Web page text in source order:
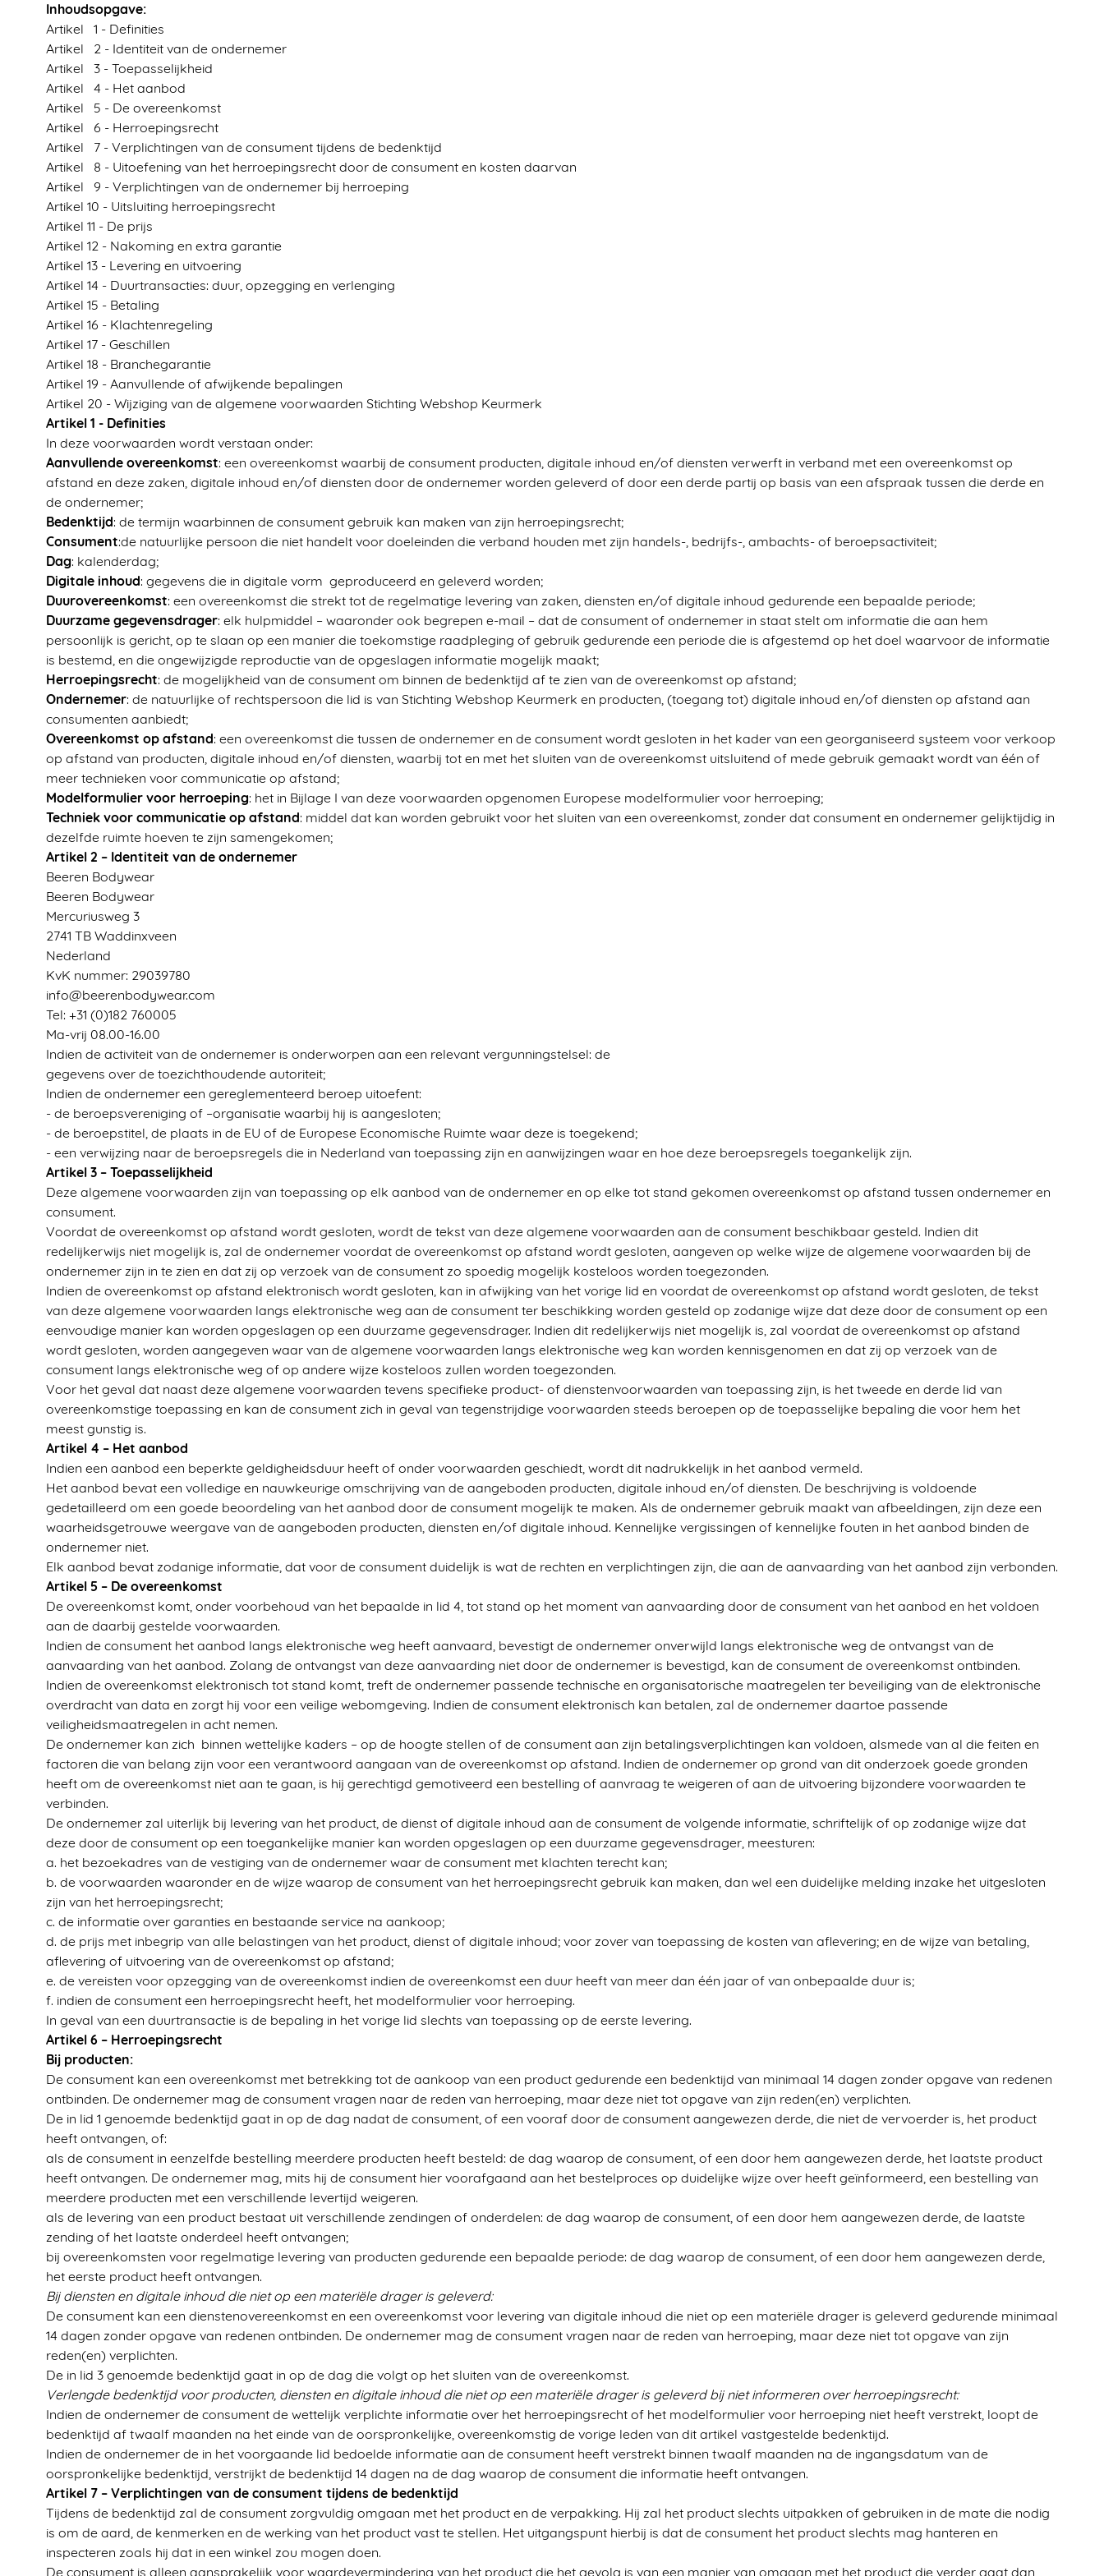
M3000
Menstruatie ondergoed
Sokken
Thermo
Jupiter
M55
M3000
M3400
Thermo
Young
Young
Inhoudsopgave:
Artikel 1 - Definities
Artikel 2 - Identiteit van de ondernemer
Artikel 3 - Toepasselijkheid
Artikel 4 - Het aanbod
Artikel 5 - De overeenkomst
Artikel 6 - Herroepingsrecht
Artikel 7 - Verplichtingen van de consument tijdens de bedenktijd
Artikel 8 - Uitoefening van het herroepingsrecht door de consument en kosten daarvan
Artikel 9 - Verplichtingen van de ondernemer bij herroeping
Artikel 10 - Uitsluiting herroepingsrecht
Artikel 11 - De prijs
Artikel 12 - Nakoming en extra garantie
Artikel 13 - Levering en uitvoering
Artikel 14 - Duurtransacties: duur, opzegging en verlenging
Artikel 15 - Betaling
Artikel 16 - Klachtenregeling
Artikel 17 - Geschillen
Artikel 18 - Branchegarantie
Artikel 19 - Aanvullende of afwijkende bepalingen
Artikel 20 - Wijziging van de algemene voorwaarden Stichting Webshop Keurmerk
Artikel 1 - Definities
In deze voorwaarden wordt verstaan onder:
Aanvullende overeenkomst: een overeenkomst waarbij de consument producten, digitale inhoud en/of diensten verwerft in verband met een overeenkomst op
afstand en deze zaken, digitale inhoud en/of diensten door de ondernemer worden geleverd of door een derde partij op basis van een afspraak tussen die derde en
de ondernemer;
Bedenktijd: de termijn waarbinnen de consument gebruik kan maken van zijn herroepingsrecht;
Consument:de natuurlijke persoon die niet handelt voor doeleinden die verband houden met zijn handels-, bedrijfs-, ambachts- of beroepsactiviteit;
Dag: kalenderdag;
Digitale inhoud: gegevens die in digitale vorm geproduceerd en geleverd worden;
Duurovereenkomst: een overeenkomst die strekt tot de regelmatige levering van zaken, diensten en/of digitale inhoud gedurende een bepaalde periode;
Duurzame gegevensdrager: elk hulpmiddel – waaronder ook begrepen e-mail – dat de consument of ondernemer in staat stelt om informatie die aan hem
persoonlijk is gericht, op te slaan op een manier die toekomstige raadpleging of gebruik gedurende een periode die is afgestemd op het doel waarvoor de informatie
is bestemd, en die ongewijzigde reproductie van de opgeslagen informatie mogelijk maakt;
Herroepingsrecht: de mogelijkheid van de consument om binnen de bedenktijd af te zien van de overeenkomst op afstand;
Ondernemer: de natuurlijke of rechtspersoon die lid is van Stichting Webshop Keurmerk en producten, (toegang tot) digitale inhoud en/of diensten op afstand aan
consumenten aanbiedt;
Overeenkomst op afstand: een overeenkomst die tussen de ondernemer en de consument wordt gesloten in het kader van een georganiseerd systeem voor verkoop
op afstand van producten, digitale inhoud en/of diensten, waarbij tot en met het sluiten van de overeenkomst uitsluitend of mede gebruik gemaakt wordt van één of
meer technieken voor communicatie op afstand;
Modelformulier voor herroeping: het in Bijlage I van deze voorwaarden opgenomen Europese modelformulier voor herroeping;
Techniek voor communicatie op afstand: middel dat kan worden gebruikt voor het sluiten van een overeenkomst, zonder dat consument en ondernemer gelijktijdig in
dezelfde ruimte hoeven te zijn samengekomen;
Artikel 2 – Identiteit van de ondernemer
Beeren Bodywear
Beeren Bodywear
Mercuriusweg 3
2741 TB Waddinxveen
Nederland
KvK nummer: 29039780
info@beerenbodywear.com
Tel: +31 (0)182 760005
Ma-vrij 08.00-16.00
Indien de activiteit van de ondernemer is onderworpen aan een relevant vergunningstelsel: de
gegevens over de toezichthoudende autoriteit;
Indien de ondernemer een gereglementeerd beroep uitoefent:
- de beroepsvereniging of –organisatie waarbij hij is aangesloten;
- de beroepstitel, de plaats in de EU of de Europese Economische Ruimte waar deze is toegekend;
- een verwijzing naar de beroepsregels die in Nederland van toepassing zijn en aanwijzingen waar en hoe deze beroepsregels toegankelijk zijn.
Artikel 3 – Toepasselijkheid
Deze algemene voorwaarden zijn van toepassing op elk aanbod van de ondernemer en op elke tot stand gekomen overeenkomst op afstand tussen ondernemer en
consument.
Voordat de overeenkomst op afstand wordt gesloten, wordt de tekst van deze algemene voorwaarden aan de consument beschikbaar gesteld. Indien dit
redelijkerwijs niet mogelijk is, zal de ondernemer voordat de overeenkomst op afstand wordt gesloten, aangeven op welke wijze de algemene voorwaarden bij de
ondernemer zijn in te zien en dat zij op verzoek van de consument zo spoedig mogelijk kosteloos worden toegezonden.
Indien de overeenkomst op afstand elektronisch wordt gesloten, kan in afwijking van het vorige lid en voordat de overeenkomst op afstand wordt gesloten, de tekst
van deze algemene voorwaarden langs elektronische weg aan de consument ter beschikking worden gesteld op zodanige wijze dat deze door de consument op een
eenvoudige manier kan worden opgeslagen op een duurzame gegevensdrager. Indien dit redelijkerwijs niet mogelijk is, zal voordat de overeenkomst op afstand
wordt gesloten, worden aangegeven waar van de algemene voorwaarden langs elektronische weg kan worden kennisgenomen en dat zij op verzoek van de
consument langs elektronische weg of op andere wijze kosteloos zullen worden toegezonden.
Voor het geval dat naast deze algemene voorwaarden tevens specifieke product- of dienstenvoorwaarden van toepassing zijn, is het tweede en derde lid van
overeenkomstige toepassing en kan de consument zich in geval van tegenstrijdige voorwaarden steeds beroepen op de toepasselijke bepaling die voor hem het
meest gunstig is.
Artikel 4 – Het aanbod
Indien een aanbod een beperkte geldigheidsduur heeft of onder voorwaarden geschiedt, wordt dit nadrukkelijk in het aanbod vermeld.
Het aanbod bevat een volledige en nauwkeurige omschrijving van de aangeboden producten, digitale inhoud en/of diensten. De beschrijving is voldoende
gedetailleerd om een goede beoordeling van het aanbod door de consument mogelijk te maken. Als de ondernemer gebruik maakt van afbeeldingen, zijn deze een
waarheidsgetrouwe weergave van de aangeboden producten, diensten en/of digitale inhoud. Kennelijke vergissingen of kennelijke fouten in het aanbod binden de
ondernemer niet.
Elk aanbod bevat zodanige informatie, dat voor de consument duidelijk is wat de rechten en verplichtingen zijn, die aan de aanvaarding van het aanbod zijn verbonden.
Artikel 5 – De overeenkomst
De overeenkomst komt, onder voorbehoud van het bepaalde in lid 4, tot stand op het moment van aanvaarding door de consument van het aanbod en het voldoen
aan de daarbij gestelde voorwaarden.
Indien de consument het aanbod langs elektronische weg heeft aanvaard, bevestigt de ondernemer onverwijld langs elektronische weg de ontvangst van de
aanvaarding van het aanbod. Zolang de ontvangst van deze aanvaarding niet door de ondernemer is bevestigd, kan de consument de overeenkomst ontbinden.
Indien de overeenkomst elektronisch tot stand komt, treft de ondernemer passende technische en organisatorische maatregelen ter beveiliging van de elektronische
overdracht van data en zorgt hij voor een veilige webomgeving. Indien de consument elektronisch kan betalen, zal de ondernemer daartoe passende
veiligheidsmaatregelen in acht nemen.
De ondernemer kan zich binnen wettelijke kaders – op de hoogte stellen of de consument aan zijn betalingsverplichtingen kan voldoen, alsmede van al die feiten en
factoren die van belang zijn voor een verantwoord aangaan van de overeenkomst op afstand. Indien de ondernemer op grond van dit onderzoek goede gronden
heeft om de overeenkomst niet aan te gaan, is hij gerechtigd gemotiveerd een bestelling of aanvraag te weigeren of aan de uitvoering bijzondere voorwaarden te
verbinden.
De ondernemer zal uiterlijk bij levering van het product, de dienst of digitale inhoud aan de consument de volgende informatie, schriftelijk of op zodanige wijze dat
deze door de consument op een toegankelijke manier kan worden opgeslagen op een duurzame gegevensdrager, meesturen:
a. het bezoekadres van de vestiging van de ondernemer waar de consument met klachten terecht kan;
b. de voorwaarden waaronder en de wijze waarop de consument van het herroepingsrecht gebruik kan maken, dan wel een duidelijke melding inzake het uitgesloten
zijn van het herroepingsrecht;
c. de informatie over garanties en bestaande service na aankoop;
d. de prijs met inbegrip van alle belastingen van het product, dienst of digitale inhoud; voor zover van toepassing de kosten van aflevering; en de wijze van betaling,
aflevering of uitvoering van de overeenkomst op afstand;
e. de vereisten voor opzegging van de overeenkomst indien de overeenkomst een duur heeft van meer dan één jaar of van onbepaalde duur is;
f. indien de consument een herroepingsrecht heeft, het modelformulier voor herroeping.
In geval van een duurtransactie is de bepaling in het vorige lid slechts van toepassing op de eerste levering.
Artikel 6 – Herroepingsrecht
Bij producten:
De consument kan een overeenkomst met betrekking tot de aankoop van een product gedurende een bedenktijd van minimaal 14 dagen zonder opgave van redenen
ontbinden. De ondernemer mag de consument vragen naar de reden van herroeping, maar deze niet tot opgave van zijn reden(en) verplichten.
De in lid 1 genoemde bedenktijd gaat in op de dag nadat de consument, of een vooraf door de consument aangewezen derde, die niet de vervoerder is, het product
heeft ontvangen, of:
als de consument in eenzelfde bestelling meerdere producten heeft besteld: de dag waarop de consument, of een door hem aangewezen derde, het laatste product
heeft ontvangen. De ondernemer mag, mits hij de consument hier voorafgaand aan het bestelproces op duidelijke wijze over heeft geïnformeerd, een bestelling van
meerdere producten met een verschillende levertijd weigeren.
als de levering van een product bestaat uit verschillende zendingen of onderdelen: de dag waarop de consument, of een door hem aangewezen derde, de laatste
zending of het laatste onderdeel heeft ontvangen;
bij overeenkomsten voor regelmatige levering van producten gedurende een bepaalde periode: de dag waarop de consument, of een door hem aangewezen derde,
het eerste product heeft ontvangen.
Bij diensten en digitale inhoud die niet op een materiële drager is geleverd:
De consument kan een dienstenovereenkomst en een overeenkomst voor levering van digitale inhoud die niet op een materiële drager is geleverd gedurende minimaal
14 dagen zonder opgave van redenen ontbinden. De ondernemer mag de consument vragen naar de reden van herroeping, maar deze niet tot opgave van zijn
reden(en) verplichten.
De in lid 3 genoemde bedenktijd gaat in op de dag die volgt op het sluiten van de overeenkomst.
Verlengde bedenktijd voor producten, diensten en digitale inhoud die niet op een materiële drager is geleverd bij niet informeren over herroepingsrecht:
Indien de ondernemer de consument de wettelijk verplichte informatie over het herroepingsrecht of het modelformulier voor herroeping niet heeft verstrekt, loopt de
bedenktijd af twaalf maanden na het einde van de oorspronkelijke, overeenkomstig de vorige leden van dit artikel vastgestelde bedenktijd.
Indien de ondernemer de in het voorgaande lid bedoelde informatie aan de consument heeft verstrekt binnen twaalf maanden na de ingangsdatum van de
oorspronkelijke bedenktijd, verstrijkt de bedenktijd 14 dagen na de dag waarop de consument die informatie heeft ontvangen.
Artikel 7 – Verplichtingen van de consument tijdens de bedenktijd
Tijdens de bedenktijd zal de consument zorgvuldig omgaan met het product en de verpakking. Hij zal het product slechts uitpakken of gebruiken in de mate die nodig
is om de aard, de kenmerken en de werking van het product vast te stellen. Het uitgangspunt hierbij is dat de consument het product slechts mag hanteren en
inspecteren zoals hij dat in een winkel zou mogen doen.